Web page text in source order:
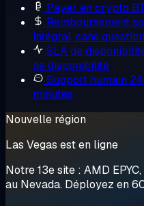
Payer en crypto
Remboursement
intégral, sans question
SLA de
de disponibilité
Support humain
minutes
Nouvelle région
Las Vegas est en ligne
Notre 13e site : AMD
au Nevada. Déployez en